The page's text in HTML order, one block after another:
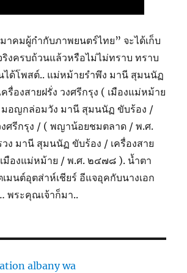
าคมผู้กำกับภาพยนตร์ไทย” จะได้เก็บ
ริงครบถ้วนแล้วหรือไม่ไม่ทราบ ทราบ
ได้โพสต์.. แม่หม้ายรำพึง มานี สุมนนัฏ
รื่องสายฝรั่ง วงศรีกรุง ( เมืองแม่หม้าย
อญกล่อมวัง มานี สุมนนัฏ ขับร้อง /
งศรีกรุง / ( พญาน้อยชมตลาด / พ.ศ.
ง มานี สุมนนัฏ ขับร้อง / เครื่องสาย
เมืองแม่หม้าย / พ.ศ. ๒๔๗๘ ). น้ำตา
มนต์อุตส่าห์เชียร์ อีแจอุคกับนางเอก
พระคุณเจ้าก็มา..
albany wa